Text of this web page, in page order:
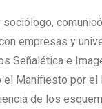
empresas y
Señalética e
Manifiesto por el
de los